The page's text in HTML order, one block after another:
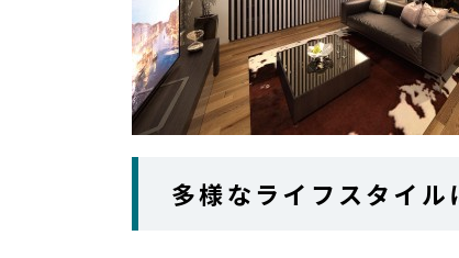
多様なライフスタイ